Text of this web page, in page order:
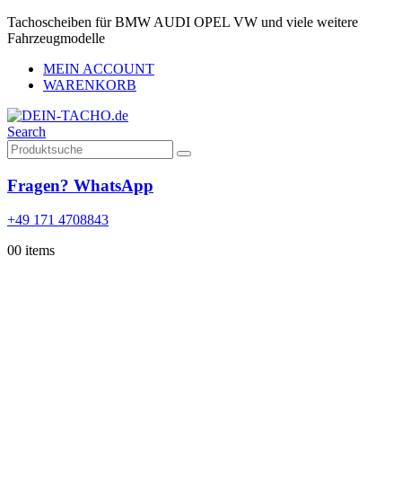
Tachoscheiben für BMW AUDI OPEL VW und viele weitere
Fahrzeugmodelle
MEIN ACCOUNT
WARENKORB
Search
Fragen? WhatsApp
+49 171 4708843
00 items